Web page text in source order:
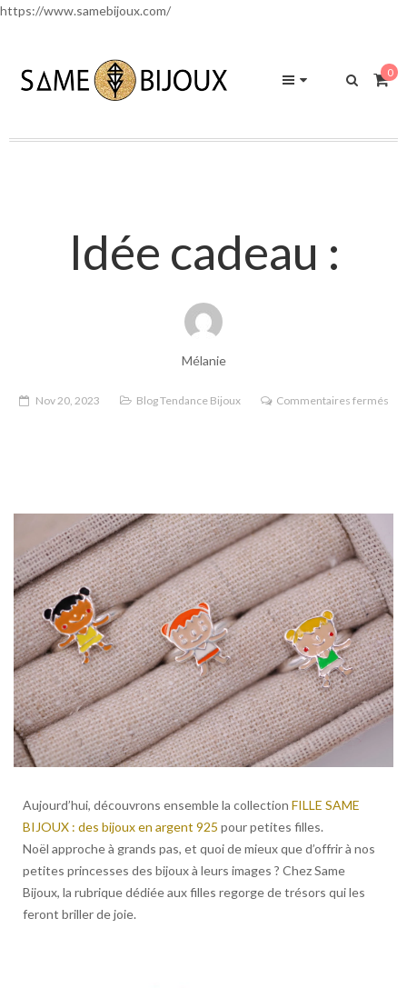
https://www.samebijoux.com/
0
Idée cadeau :
Mélanie
Nov 20, 2023 Blog Tendance Bijoux Commentaires ferméssur
Aujourd’hui, découvrons ensemble la collection FILLE SAME
BIJOUX : des bijoux en argent 925 pour petites filles.
Noël approche à grands pas, et quoi de mieux que d’offrir à nos
petites princesses des bijoux à leurs images ? Chez Same
Bijoux, la rubrique dédiée aux filles regorge de trésors qui les
feront briller de joie.